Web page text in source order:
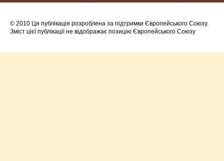
© 2010 Ця публікація розроблена за підтримки Європейського Союзу.
Зміст цієї публікації не відображає позицію Європейського Союзу